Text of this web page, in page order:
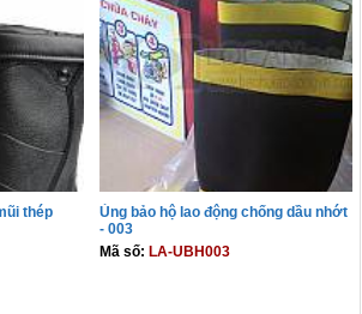
thép
Ủng bảo hộ lao động chống dầu nhớt
- 003
Mã số: LA-UBH003